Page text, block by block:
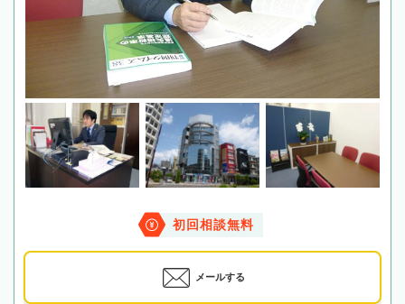
初回相談無料
メールする